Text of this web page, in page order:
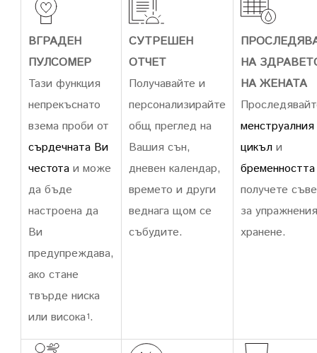
ВГРАДЕН
ПУЛСОМЕР
Тази функция
непрекъснато
взема проби от
сърдечната Ви
честота и може
да бъде
настроена да
Ви
предупреждава,
ако стане
твърде ниска
или висока1.
СУТРЕШЕН
ОТЧЕТ
Получавайте и
персонализирайте
общ преглед на
Вашия сън,
дневен календар,
времето и други
веднага щом се
събудите.
НА
НА ЖЕНАТА
цикъл и
получете
за
хранене.